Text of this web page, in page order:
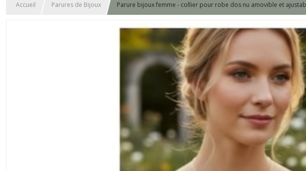
Accueil Parures de Bijoux Parure bijoux femme - collier pour robe dos nu amovible et